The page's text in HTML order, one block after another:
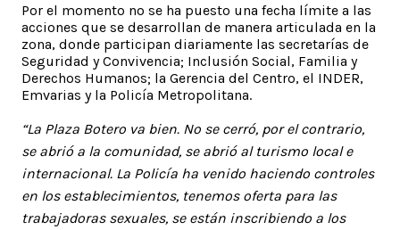
Por el momento no se ha puesto una fecha límite a las
acciones que se desarrollan de manera articulada en la
zona, donde participan diariamente las secretarías de
Seguridad y Convivencia; Inclusión Social, Familia y
Derechos Humanos; la Gerencia del Centro, el INDER,
Emvarias y la Policía Metropolitana.
“La Plaza Botero va bien. No se cerró, por el contrario,
se abrió a la comunidad, se abrió al turismo local e
internacional. La Policía ha venido haciendo controles
en los establecimientos, tenemos oferta para las
trabajadoras sexuales, se están inscribiendo a los